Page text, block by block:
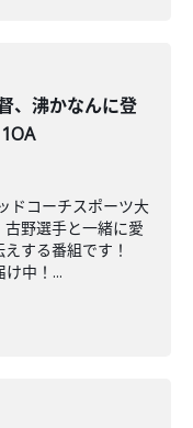
、沸かなんに登
ドコーチスポーツ大
野選手と一緒に愛
する番組です！
中！...